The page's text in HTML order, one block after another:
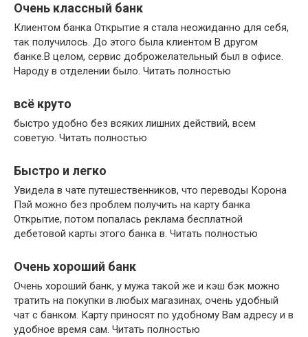
Очень классный банк
Клиентом банка Открытие я стала неожиданно для себя,
так получилось. До этого была клиентом В другом
банке.В целом, сервис доброжелательный был в офисе.
Народу в отделении было. Читать полностью
всё круто
быстро удобно без всяких лишних действий, всем
советую. Читать полностью
Быстро и легко
Увидела в чате путешественников, что переводы Корона
Пэй можно без проблем получить на карту банка
Открытие, потом попалась реклама бесплатной
дебетовой карты этого банка в. Читать полностью
Очень хороший банк
Очень хороший банк, у мужа такой же и кэш бэк можно
тратить на покупки в любых магазинах, очень удобный
чат с банком. Карту приносят по удобному Вам адресу и в
удобное время сам. Читать полностью